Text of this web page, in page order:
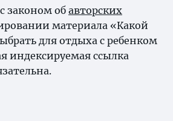
законом об авторских
материала «Какой
для отдыха с ребенком
индексируемая ссылка